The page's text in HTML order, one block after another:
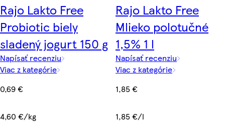
Rajo Lakto Free
Probiotic biely
sladený jogurt 150 g
Napísať recenziu
Viac z kategórie
0,69 €
4,60 €/kg
Rajo Lakto Free
Mlieko polotučné
1,5% 1 l
Napísať recenziu
Viac z kategórie
1,85 €
1,85 €/l